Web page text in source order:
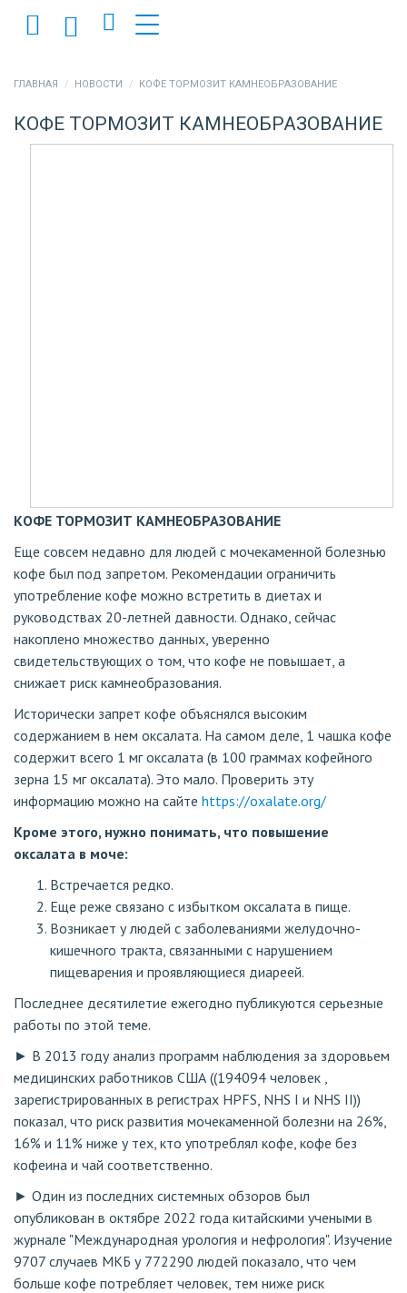
ГЛАВНАЯ НОВОСТИ КОФЕ ТОРМОЗИТ КАМНЕОБРАЗОВАНИЕ
КОФЕ ТОРМОЗИТ КАМНЕОБРАЗОВАНИЕ
КОФЕ ТОРМОЗИТ КАМНЕОБРАЗОВАНИЕ
Еще совсем недавно для людей с мочекаменной болезнью
кофе был под запретом. Рекомендации ограничить
употребление кофе можно встретить в диетах и
руководствах 20-летней давности. Однако, сейчас
накоплено множество данных, уверенно
свидетельствующих о том, что кофе не повышает, а
снижает риск камнеобразования.
Исторически запрет кофе объяснялся высоким
содержанием в нем оксалата. На самом деле, 1 чашка кофе
содержит всего 1 мг оксалата (в 100 граммах кофейного
зерна 15 мг оксалата). Это мало. Проверить эту
информацию можно на сайте https://oxalate.org/
Кроме этого, нужно понимать, что повышение
оксалата в моче:
Встречается редко.
Еще реже связано с избытком оксалата в пище.
Возникает у людей с заболеваниями желудочно-
кишечного тракта, связанными с нарушением
пищеварения и проявляющиеся диареей.
Последнее десятилетие ежегодно публикуются серьезные
работы по этой теме.
► В 2013 году анализ программ наблюдения за здоровьем
медицинских работников США ((194094 человек ,
зарегистрированных в регистрах HPFS, NHS I и NHS II))
показал, что риск развития мочекаменной болезни на 26%,
16% и 11% ниже у тех, кто употреблял кофе, кофе без
кофеина и чай соответственно.
► Один из последних системных обзоров был
опубликован в октябре 2022 года китайскими учеными в
журнале "Международная урология и нефрология". Изучение
9707 случаев МКБ у 772290 людей показало, что чем
больше кофе потребляет человек, тем ниже риск